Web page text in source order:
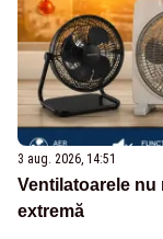
3 aug. 2026, 14:51
Ventilatoarele nu
extremă